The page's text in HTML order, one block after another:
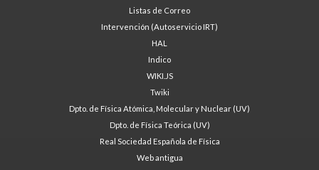
Listas de Correo
Intervención (Autoservicio IRT)
HAL
Indico
WIKI.JS
Twiki
Dpto. de Física Atómica, Molecular y Nuclear (UV)
Dpto. de Física Teórica (UV)
Real Sociedad Española de Física
Web antigua